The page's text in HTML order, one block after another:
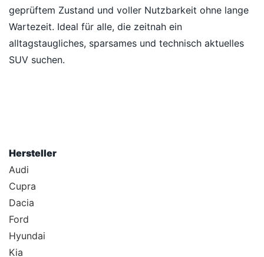
geprüftem Zustand und voller Nutzbarkeit ohne lange
Wartezeit. Ideal für alle, die zeitnah ein
alltagstaugliches, sparsames und technisch aktuelles
SUV suchen.
Hersteller
Audi
Cupra
Dacia
Ford
Hyundai
Kia